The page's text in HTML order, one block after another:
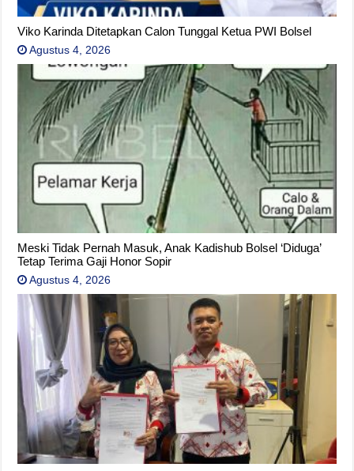
Viko Karinda Ditetapkan Calon Tunggal Ketua PWI Bolsel
Agustus 4, 2026
Meski Tidak Pernah Masuk, Anak Kadishub Bolsel ‘Diduga’
Tetap Terima Gaji Honor Sopir
Agustus 4, 2026